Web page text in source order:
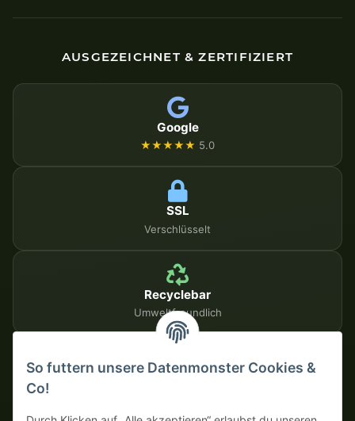
AUSGEZEICHNET & ZERTIFIZIERT
Google
★★★★★ 5.0
SSL
Verschlüsselt
Recyclebar
Umweltfreundlich
SICHERE ZAHLUNGSMETHODEN
So futtern unsere Datenmonster Cookies &
Co!